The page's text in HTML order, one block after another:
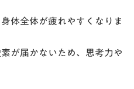
体全体が疲れやすくなりま
が届かないため、思考力や